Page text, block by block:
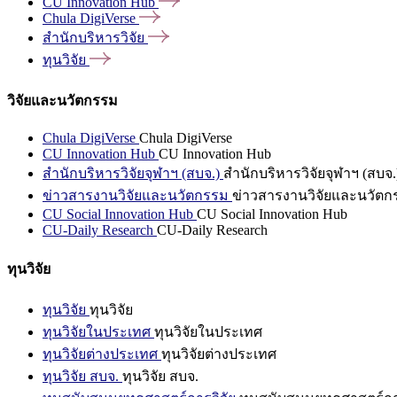
Chula DigiVerse
สำนักบริหารวิจัย
ทุนวิจัย
วิจัยและนวัตกรรม
Chula DigiVerse Chula DigiVerse
CU Innovation Hub CU Innovation Hub
สำนักบริหารวิจัยจุฬาฯ (สบจ.) สำนักบริหารวิจัยจุฬาฯ (สบจ
ข่าวสารงานวิจัยและนวัตกรรม ข่าวสารงานวิจัยและนวัตก
CU Social Innovation Hub CU Social Innovation Hub
CU-Daily Research CU-Daily Research
ทุนวิจัย
ทุนวิจัย ทุนวิจัย
ทุนวิจัยในประเทศ ทุนวิจัยในประเทศ
ทุนวิจัยต่างประเทศ ทุนวิจัยต่างประเทศ
ทุนวิจัย สบจ. ทุนวิจัย สบจ.